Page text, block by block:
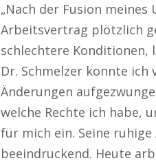
„Nach der Fusion
Arbeitsvertrag plötzlich
schlechtere Konditionen,
Dr. Schmelzer konnte ich
Änderungen
welche Rechte ich habe,
für mich ein. Seine
beeindruckend. Heute